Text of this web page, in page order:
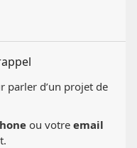
parler d’un projet de
ou votre email